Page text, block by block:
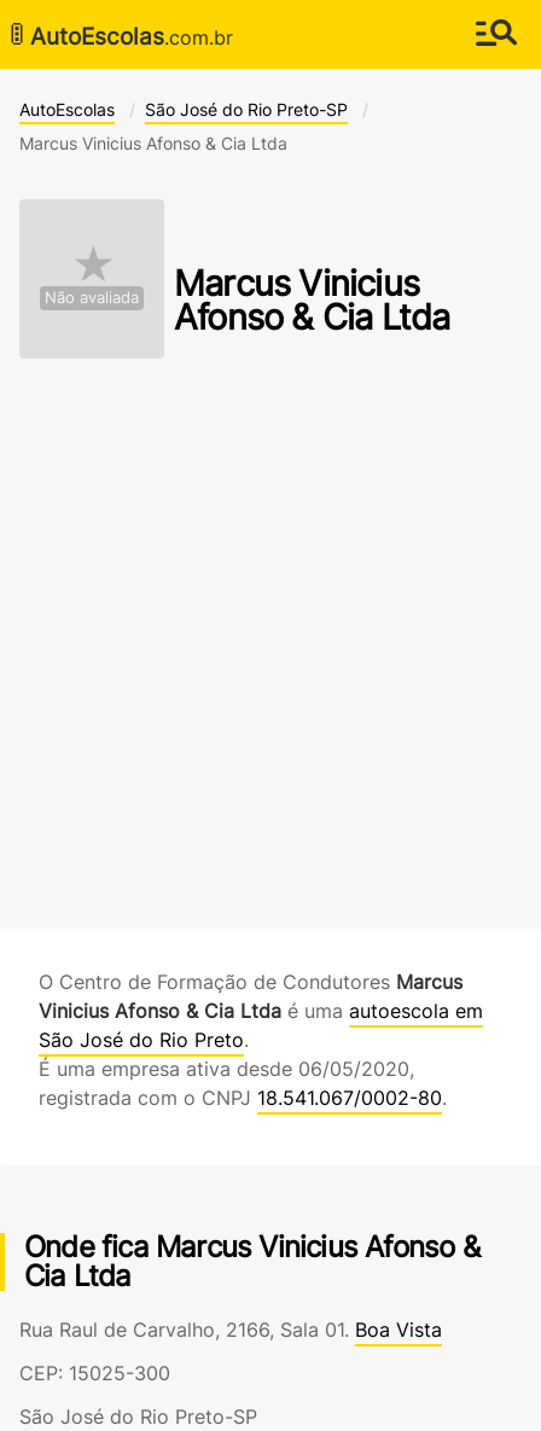
🚦 AutoEscolas.com.br
AutoEscolas
São José do Rio Preto-SP
Marcus Vinicius Afonso & Cia Ltda
★
Não avaliada
Marcus Vinicius
Afonso & Cia Ltda
O Centro de Formação de Condutores Marcus
Vinicius Afonso & Cia Ltda é uma autoescola em
São José do Rio Preto.
É uma empresa ativa desde 06/05/2020,
registrada com o CNPJ 18.541.067/0002-80.
Onde fica Marcus Vinicius Afonso &
Cia Ltda
Rua Raul de Carvalho, 2166, Sala 01. Boa Vista
CEP: 15025-300
São José do Rio Preto-SP